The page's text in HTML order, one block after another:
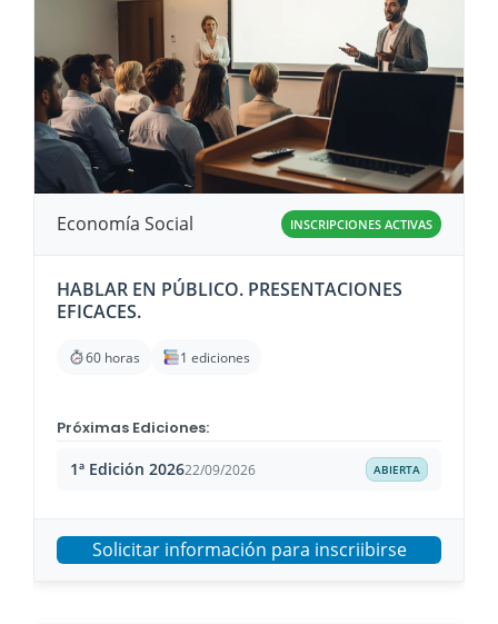
Economía Social INSCRIPCIONES ACTIVAS
HABLAR EN PÚBLICO. PRESENTACIONES
EFICACES.
60 horas 1 ediciones
Próximas Ediciones:
1ª Edición 202622/09/2026 ABIERTA
Solicitar información para inscriibirse